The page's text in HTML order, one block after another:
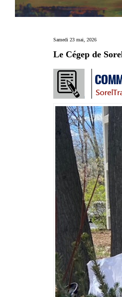
Samedi 23 mai, 2026
Le Cégep de